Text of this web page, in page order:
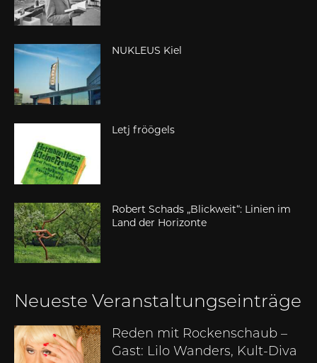
NUKLEUS Kiel
Letj fröögels
Robert Schads „Blickweit“: Linien im
Land der Horizonte
Neueste Veranstaltungseinträge
Reden mit Rockenschaub –
Gast: Lilo Wanders, Kult-Diva